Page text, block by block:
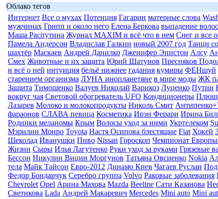
Облако тегов
Интернет Все о мухах Потенция Гагарин матерные слова
мужчинах Грипп и около него Елена Беркова выпадение волос
Маша Распутина Журнал MAXIM и всё что в нем Снег и все
Памела Андерсон Владислав Галкин новый 2007 год Танци
шахтёр Маскаев Андрей Данилко Дженифер Энистон Алсу
Смех Животные и их защита Юрий Шатунов Пресняков
и всё о ней интуиция бельё нижнее гадания кумиры ФЕНшуй
старением организма ЛУНА инопланетяне в мире моды ЖК
Защита Тимошенко Валуев Николай Варикоз Луценко Путин
вокруг чая Световой обогреватель UFO Кондиционеры
Лазарев Молоко и молокопродукты Николь Смит
фараонов СЛАВА певица Косметика Ирэн Ферари Ирина
Родинки меланомы Крым Волосы уход за ними Укртелеком
Мэрилин Монро Toyota Настя Осипова блестящие Fiat Хокей
Шеколад Иванушки Пиво Nissan Гороскоп Чемпионат
Жизни Сыры Илья Лагутенко Руки уход за руками Грязевые
Бессон Никулин Вицин Моргунов Татьяна Овсиенко Nokia
тела Майк Тайсон Евро-2012 Динамо Киев Чагаев Руслан
Федор Бондарчук Серебро группа Volvo Раковые заболевания
Chevrolet Opel Арина Махова Mazda Beeline Сати Казанова
Светикова Lada Андрей Макаревич Mercedes Mini auto Mini